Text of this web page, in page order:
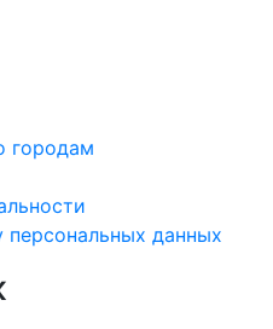
городам
персональных данных